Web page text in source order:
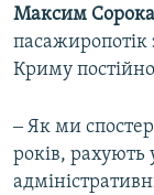
Максим Сорока
пасажиропотік
Криму
‒ Як ми
років, рахують